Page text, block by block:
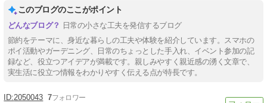
このブログのここがポイント
日常の小さな工夫を発信するブログ
節約をテーマに、身近な暮らしの工夫や体験を紹介しています。スマホの
ポイ活動やガーデニング、日常のちょっとした手入れ、イベント参加の記
録など、役立つアイデアが満載です。親しみやすく親近感の湧く文章で、
実生活に役立つ情報をわかりやすく伝える点が特長です。
2050043 7